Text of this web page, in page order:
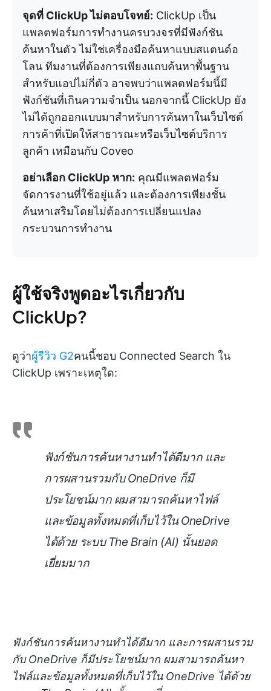
จุดที่ ClickUp ไม่ตอบโจทย์: ClickUp เป็น
แพลตฟอร์มการทำงานครบวงจรที่มีฟังก์ชัน
ค้นหาในตัว ไม่ใช่เครื่องมือค้นหาแบบสแตนด์อ
โลน ทีมงานที่ต้องการเพียงแถบค้นหาพื้นฐาน
สำหรับแอปไม่กี่ตัว อาจพบว่าแพลตฟอร์มนี้มี
ฟังก์ชันที่เกินความจำเป็น นอกจากนี้ ClickUp ยัง
ไม่ได้ถูกออกแบบมาสำหรับการค้นหาในเว็บไซต์
การค้าที่เปิดให้สาธารณะหรือเว็บไซต์บริการ
ลูกค้า เหมือนกับ Coveo
อย่าเลือก ClickUp หาก: คุณมีแพลตฟอร์ม
จัดการงานที่ใช้อยู่แล้ว และต้องการเพียงชั้น
ค้นหาเสริมโดยไม่ต้องการเปลี่ยนแปลง
กระบวนการทำงาน
ผู้ใช้จริงพูดอะไรเกี่ยวกับ
ClickUp?
ดูว่าผู้รีวิว G2คนนี้ชอบ Connected Search ใน
ClickUp เพราะเหตุใด:
ฟังก์ชันการค้นหางานทำได้ดีมาก และ
การผสานรวมกับ OneDrive ก็มี
ประโยชน์มาก ผมสามารถค้นหาไฟล์
และข้อมูลทั้งหมดที่เก็บไว้ใน OneDrive
ได้ด้วย ระบบ The Brain (AI) นั้นยอด
เยี่ยมมาก
ฟังก์ชันการค้นหางานทำได้ดีมาก และการผสานรวม
กับ OneDrive ก็มีประโยชน์มาก ผมสามารถค้นหา
ไฟล์และข้อมูลทั้งหมดที่เก็บไว้ใน OneDrive ได้ด้วย